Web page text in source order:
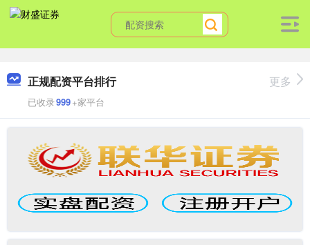
正规配资平台排行
已收录999+家平台
更多